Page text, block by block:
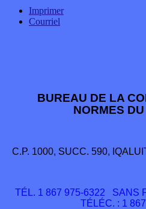
Imprimer
Courriel
BUREAU DE LA
NORMES
C.P. 1000, SUCC. 590,
TÉL. 1 867 975-6322 SANS
TÉLÉC. : 1